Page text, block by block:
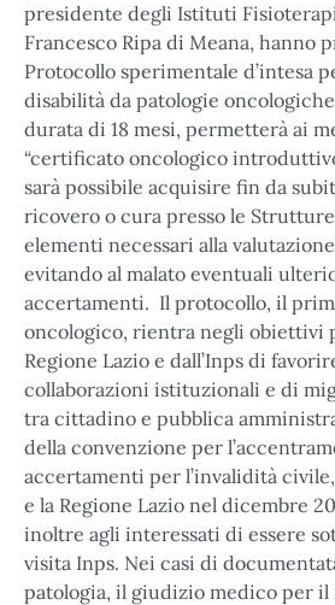
presidente degli Istituti
Francesco Ripa di Meana, hanno
Protocollo sperimentale d’intesa
disabilità da patologie
durata di 18 mesi, permetterà ai
“certificato oncologico
sarà possibile acquisire fin da
ricovero o cura presso le
elementi necessari alla
evitando al malato eventuali
accertamenti. Il protocollo, il
oncologico, rientra negli obiettivi
Regione Lazio e dall’Inps di
collaborazioni istituzionali e di
tra cittadino e pubblica
della convenzione per
accertamenti per l’invalidità
e la Regione Lazio nel dicembre
inoltre agli interessati di essere
visita Inps. Nei casi di
patologia, il giudizio medico per il